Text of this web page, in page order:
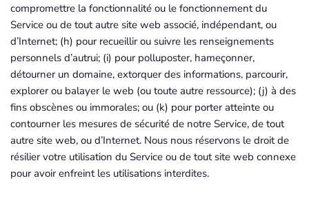
compromettre la fonctionnalité ou le fonctionnement du
Service ou de tout autre site web associé, indépendant, ou
d’Internet; (h) pour recueillir ou suivre les renseignements
personnels d’autrui; (i) pour polluposter, hameçonner,
détourner un domaine, extorquer des informations, parcourir,
explorer ou balayer le web (ou toute autre ressource); (j) à des
fins obscènes ou immorales; ou (k) pour porter atteinte ou
contourner les mesures de sécurité de notre Service, de tout
autre site web, ou d’Internet. Nous nous réservons le droit de
résilier votre utilisation du Service ou de tout site web connexe
pour avoir enfreint les utilisations interdites.